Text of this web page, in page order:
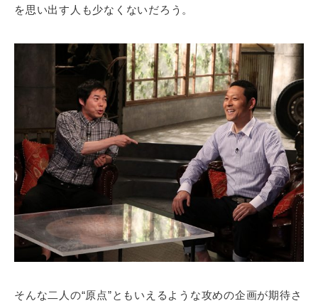
を思い出す人も少なくないだろう。
そんな二人の“原点”ともいえるような攻めの企画が期待さ